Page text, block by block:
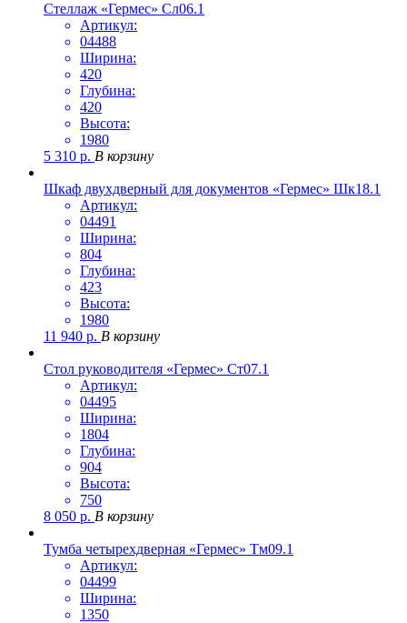
Стеллаж «Гермес» Сл06.1
Артикул:
04488
Ширина:
420
Глубина:
420
Высота:
1980
5 310 р. В корзину
Шкаф двухдверный для документов «Гермес» Шк18.1
Артикул:
04491
Ширина:
804
Глубина:
423
Высота:
1980
11 940 р. В корзину
Стол руководителя «Гермес» Ст07.1
Артикул:
04495
Ширина:
1804
Глубина:
904
Высота:
750
8 050 р. В корзину
Тумба четырехдверная «Гермес» Тм09.1
Артикул:
04499
Ширина:
1350